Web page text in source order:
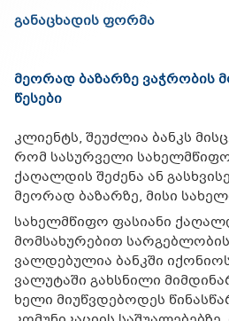
განაცხადის ფორმა
მეორად ბაზარზე ვაჭრობის
წესები
კლიენტს, შეუძლია ბანკს
რომ სასურველი
ქაღალდის შეძენა ან
მეორად ბაზარზე, მისი
სახელმწიფო ფასიანი
მომსახურებით
ვალდებულია ბანკში
ვალუტაში გახსნილი
ხელი მიუწვდებოდეს